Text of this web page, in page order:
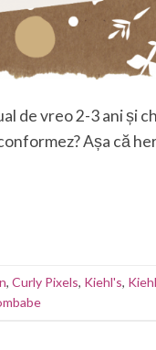
de vreo 2-3 ani și
Așa că
, Curly Pixels, Kiehl's,